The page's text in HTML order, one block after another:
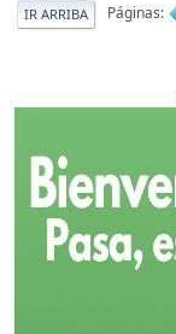
IR ARRIBA Páginas